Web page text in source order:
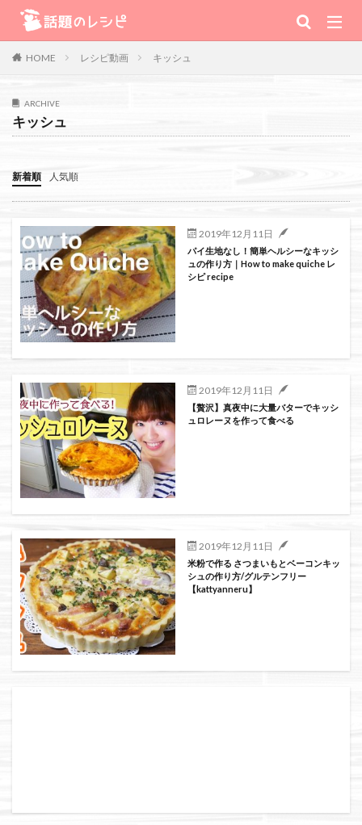
HOME レシピ動画 キッシュ
ARCHIVE
キッシュ
新着順 人気順
2019年12月11日
パイ生地なし！簡単ヘルシーなキッシ
ュの作り方｜How to make quiche レ
シピ recipe
2019年12月11日
【贅沢】真夜中に大量バターでキッシ
ュロレーヌを作って食べる
2019年12月11日
米粉で作る さつまいもとベーコンキッ
シュの作り方/グルテンフリー
【kattyanneru】
キーワード
肉
TV番組
throw an Error in a future version of PHP) in
/home/xs111inc/wadai.info/public_html/wp-content/themes/the-
thor-child/searchform-refine.php on line41
絞り込み検索